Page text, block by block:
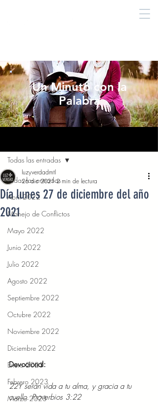
Un Minuto con la
Palabra
Todas las entradas
Abril 2022
Manejo de Conflictos
Mayo 2022
Junio 2022
Julio 2022
Agosto 2022
Septiembre 2022
Octubre 2022
Noviembre 2022
Diciembre 2022
Enero 2023
Febrero 2023
Marzo 2023
Todas las entradas
Día lunes 27 de diciembre del año
2021
luzyverdadmtl
26 dic 2021 2 min de lectura
Devocional:
22Y serán vida a tu alma, y gracia a tu
cuello. Proverbios 3:22